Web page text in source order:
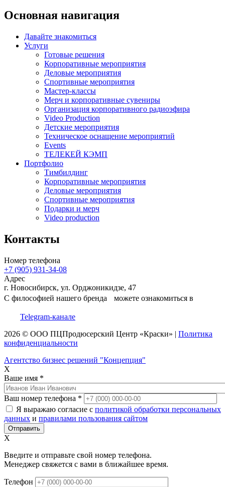
Основная навигация
Давайте знакомиться
Услуги
Готовые решения
Корпоративные мероприятия
Деловые мероприятия
Спортивные мероприятия
Мастер-классы
Мерч и корпоративные сувениры
Организация корпоративного радиоэфира
Video Production
Детские мероприятия
Техническое оснащение мероприятий
Events
ТЕЛЕКЕЙ КЭМП
Портфолио
Тимбилдинг
Корпоративные мероприятия
Деловые мероприятия
Спортивные мероприятия
Подарки и мерч
Video production
Контакты
Номер телефона
+7 (905) 931-34-08
Адрес
г. Новосибирск, ул. Орджоникидзе, 47
С философией нашего бренда можете ознакомиться в
Telegram-канале
2026 © ООО ПЦПродюсерский Центр «Краски» | Политика
конфиденциальности
Агентство бизнес решений "Концепция"
X
Ваше имя *
Ваш номер телефона *
Я выражаю согласие с политикой обработки персональных
данных и правилами пользования сайтом
X
Введите и отправьте свой номер телефона.
Менеджер свяжется с вами в ближайшее время.
Телефон